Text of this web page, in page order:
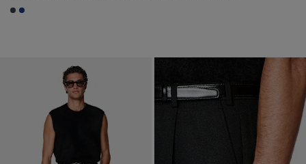
#3d4043
#1C3D7A